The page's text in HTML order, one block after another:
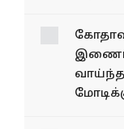
வாய்ந்த